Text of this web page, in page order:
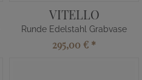
VITELLO
Runde Edelstahl Grabvase
295,00 € *